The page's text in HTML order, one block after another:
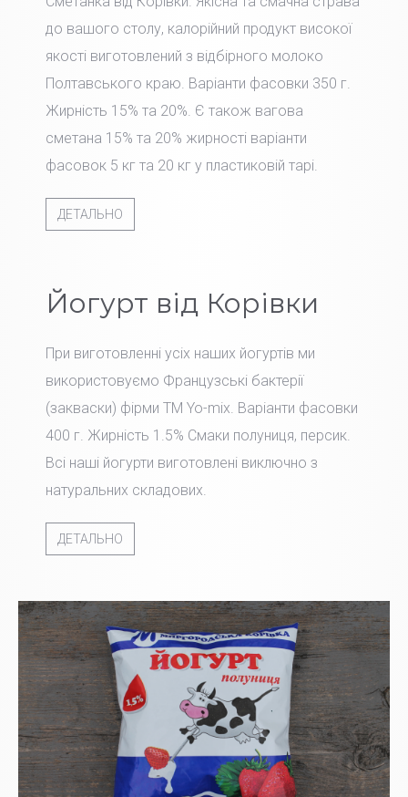
до вашого столу, калорійний продукт високої
якості виготовлений з відбірного молоко
Полтавського краю. Варіанти фасовки 350 г.
Жирність 15% та 20%. Є також вагова
сметана 15% та 20% жирності варіанти
фасовок 5 кг та 20 кг у пластиковій тарі.
ДЕТАЛЬНО
Йогурт від Корівки
При виготовленні усіх наших йогуртів ми
використовуємо Французські бактерії
(закваски) фірми TM Yo-mix. Варіанти фасовки
400 г. Жирність 1.5% Смаки полуниця, персик.
Всі наші йогурти виготовлені виключно з
натуральних складових.
ДЕТАЛЬНО